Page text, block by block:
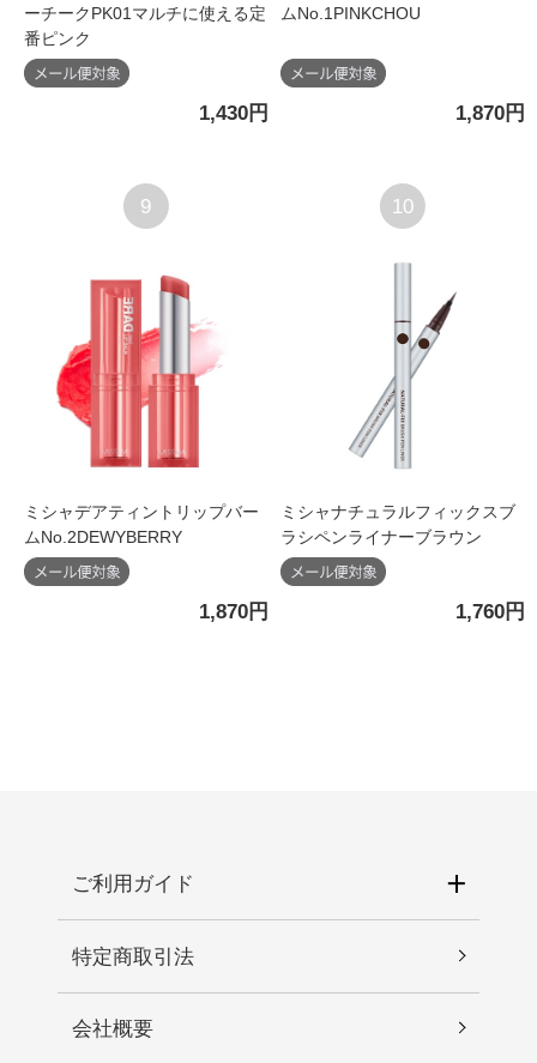
ーチークPK01マルチに使える定
番ピンク
1,430円
ムNo.1PINKCHOU
1,870円
9
ミシャデアティントリップバー
ムNo.2DEWYBERRY
1,870円
10
ミシャナチュラルフィックスブ
ラシペンライナーブラウン
1,760円
ご利用ガイド
特定商取引法
会社概要